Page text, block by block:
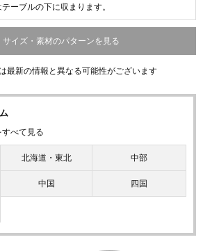
ーブルの下に収まります。
サイズ・素材のパターンを見る
最新の情報と異なる可能性がございます
べて見る
北海道・東北 中部
中国 四国